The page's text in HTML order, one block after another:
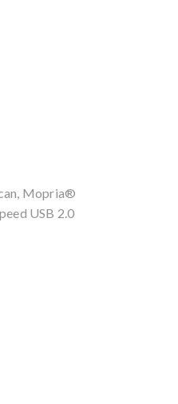
Mopria®
USB 2.0